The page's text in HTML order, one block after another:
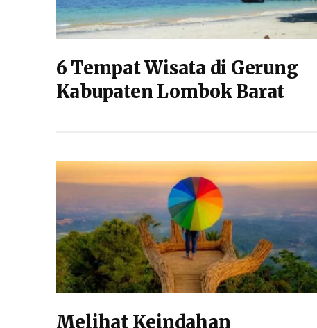
6 Tempat Wisata di Gerung
Kabupaten Lombok Barat
Melihat Keindahan